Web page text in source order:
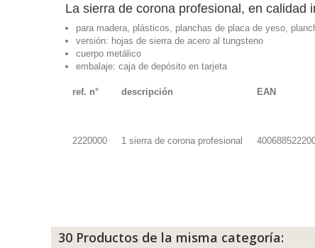
La sierra de corona profesional, en calidad
para madera, plásticos, planchas de placa de yeso,
versión: hojas de sierra de acero al tungsteno
cuerpo metálico
embalaje: caja de depósito en tarjeta
ref. n° descripción EAN
2220000 1 sierra de corona profesional
30 Productos de la misma categoría: